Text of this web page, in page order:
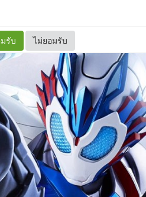
รับ ไม่ยอมรับ